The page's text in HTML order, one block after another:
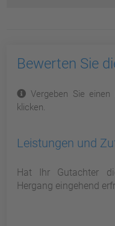
Bewerten Sie
Vergeben Sie
klicken.
Leistungen und
Hat Ihr Gutachter
Hergang eingehend